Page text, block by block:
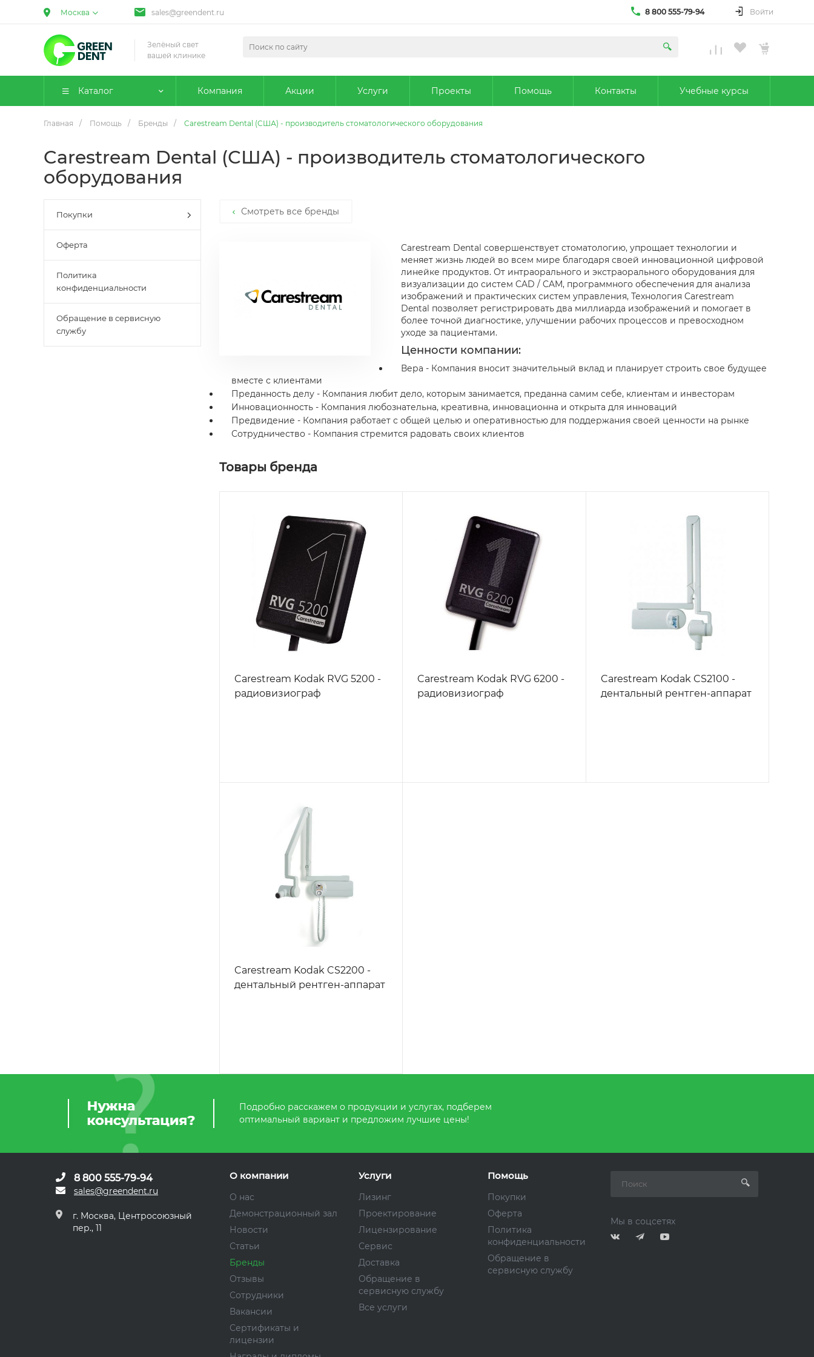
Москва sales@greendent.ru 8 800 555-79-94 Войти
Зелёный свет
вашей клинике
Каталог Компания Акции Услуги Проекты Помощь Контакты Учебные курсы
Главная / Помощь / Бренды / Carestream Dental (США) - производитель стоматологического оборудования
Carestream Dental (США) - производитель стоматологического
оборудования
Покупки
Оферта
Политика
конфиденциальности
Обращение в сервисную
службу
Смотреть все бренды
Carestream Dental совершенствует стоматологию, упрощает технологии и
меняет жизнь людей во всем мире благодаря своей инновационной цифровой
линейке продуктов. От интраорального и экстраорального оборудования для
визуализации до систем CAD / CAM, программного обеспечения для анализа
изображений и практических систем управления, Технология Carestream
Dental позволяет регистрировать два миллиарда изображений и помогает в
более точной диагностике, улучшении рабочих процессов и превосходном
уходе за пациентами.
Ценности компании:
Вера - Компания вносит значительный вклад и планирует строить свое будущее
вместе с клиентами
Преданность делу - Компания любит дело, которым занимается, преданна самим себе, клиентам и инвесторам
Инновационность - Компания любознательна, креативна, инновационна и открыта для инноваций
Предвидение - Компания работает с общей целью и оперативностью для поддержания своей ценности на рынке
Сотрудничество - Компания стремится радовать своих клиентов
Товары бренда
Carestream Kodak RVG 5200 -
радиовизиограф
Carestream Kodak RVG 6200 -
радиовизиограф
Carestream Kodak CS2100 -
дентальный рентген-аппарат
Carestream Kodak CS2200 -
дентальный рентген-аппарат
Подробно расскажем о продукции и услугах, подберем
оптимальный вариант и предложим лучшие цены!
8 800 555-79-94
sales@greendent.ru
г. Москва, Центросоюзный
пер., 11
О компании
О нас
Демонстрационный зал
Новости
Статьи
Бренды
Отзывы
Сотрудники
Вакансии
Сертификаты и
лицензии
Услуги
Лизинг
Проектирование
Лицензирование
Сервис
Доставка
Обращение в
сервисную службу
Все услуги
Помощь
Покупки
Оферта
Политика
конфиденциальности
Обращение в
сервисную службу
Мы в соцсетях